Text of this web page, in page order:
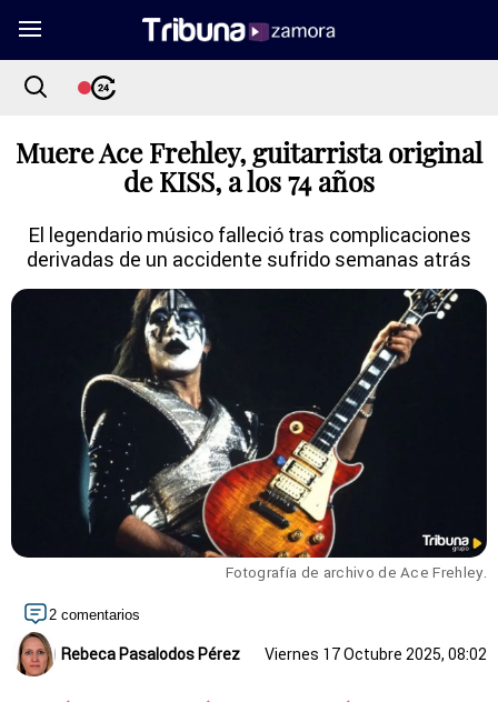
Muere Ace Frehley, guitarrista original
de KISS, a los 74 años
El legendario músico falleció tras complicaciones
derivadas de un accidente sufrido semanas atrás
Fotografía de archivo de Ace Frehley.
2 comentarios
Rebeca Pasalodos Pérez Viernes 17 Octubre 2025, 08:02